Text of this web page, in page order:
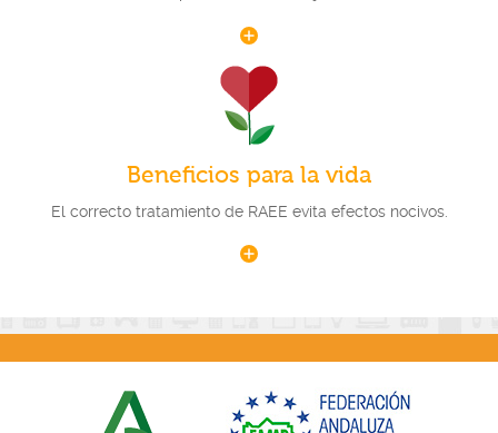
Beneficios para la vida
El correcto tratamiento de RAEE evita efectos nocivos.